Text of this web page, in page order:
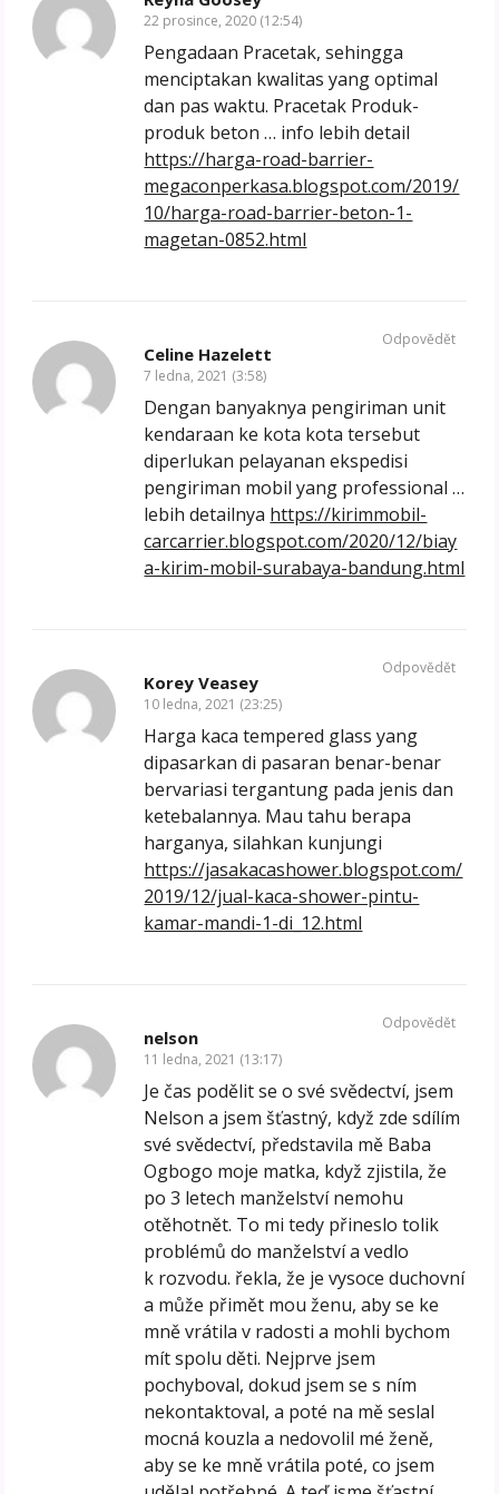
22 prosince, 2020 (12:54)
Pengadaan Pracetak, sehingga
menciptakan kwalitas yang optimal
dan pas waktu. Pracetak Produk-
produk beton … info lebih detail
https://harga-road-barrier-
megaconperkasa.blogspot.com/2019/
10/harga-road-barrier-beton-1-
magetan-0852.html
Celine Hazelett
7 ledna, 2021 (3:58)
Dengan banyaknya pengiriman unit
kendaraan ke kota kota tersebut
diperlukan pelayanan ekspedisi
pengiriman mobil yang professional …
lebih detailnya https://kirimmobil-
carcarrier.blogspot.com/2020/12/biay
a-kirim-mobil-surabaya-bandung.html
Odpovědět
Korey Veasey
10 ledna, 2021 (23:25)
Harga kaca tempered glass yang
dipasarkan di pasaran benar-benar
bervariasi tergantung pada jenis dan
ketebalannya. Mau tahu berapa
harganya, silahkan kunjungi
https://jasakacashower.blogspot.com/
2019/12/jual-kaca-shower-pintu-
kamar-mandi-1-di_12.html
Odpovědět
nelson
11 ledna, 2021 (13:17)
Je čas podělit se o své svědectví, jsem
Nelson a jsem šťastný, když zde sdílím
své svědectví, představila mě Baba
Ogbogo moje matka, když zjistila, že
po 3 letech manželství nemohu
otěhotnět. To mi tedy přineslo tolik
problémů do manželství a vedlo
k rozvodu. řekla, že je vysoce duchovní
a může přimět mou ženu, aby se ke
mně vrátila v radosti a mohli bychom
mít spolu děti. Nejprve jsem
pochyboval, dokud jsem se s ním
nekontaktoval, a poté na mě seslal
mocná kouzla a nedovolil mé ženě,
aby se ke mně vrátila poté, co jsem
Odpovědět